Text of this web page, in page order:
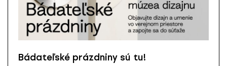
Bádateľské prázdniny sú tu!